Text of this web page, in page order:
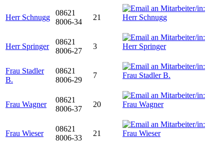
Herr Schnugg
08621
8006-34
21
Herr Springer
08621
8006-27
3
Frau Stadler
B.
08621
8006-29
7
Frau Wagner
08621
8006-37
20
Frau Wieser
08621
8006-33
21